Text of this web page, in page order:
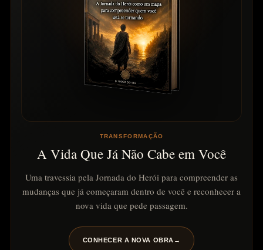
TRANSFORMAÇÃO
A Vida Que Já Não Cabe em Você
Uma travessia pela Jornada do Herói para compreender as
mudanças que já começaram dentro de você e reconhecer a
nova vida que pede passagem.
CONHECER A NOVA OBRA →